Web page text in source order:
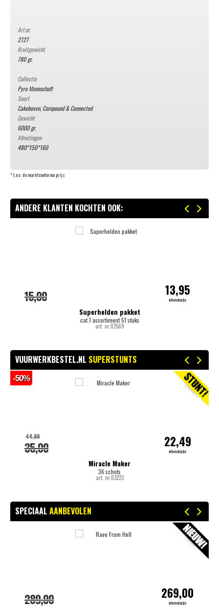
Art.nr.
2727
Kruitgewicht
780 gr.
Collectie
Pyro Mannschaft
Soort
Cakeboxen, Compound & Connected
Gewicht
6000 gr.
Afmetingen
480*150*160
* t.o.v. de marktconforme prijs
ANDERE KLANTEN KOCHTEN OOK:
Superhelden pakket
cat.1 assortiment 51 stuks
art. nr.02569
15,00 13,95
internetprijs
VUURWERKBESTEL.NL SUPERSTUNTS
Miracle Maker
36 schots
art. nr.03223
35,00
44,99 22,49
internetprijs
-50%
SPECIAAL AANBEVOLEN
289,00 269,00
internetprijs